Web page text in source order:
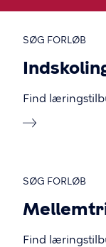
SØG FORLØB
Find
SØG FORLØB
Find